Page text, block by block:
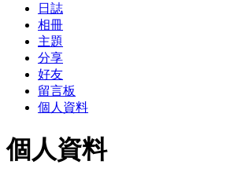
日誌
相冊
主題
分享
好友
留言板
個人資料
個人資料